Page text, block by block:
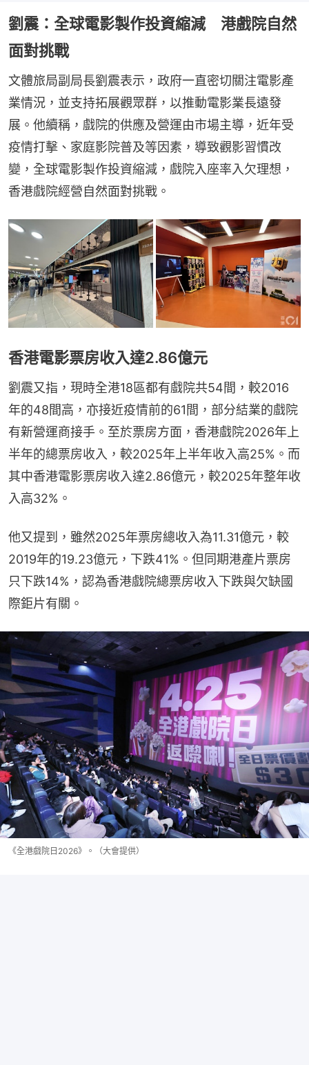
劉震：全球電影製作投資縮減 港戲院自然
面對挑戰
文體旅局副局長劉震表示，政府一直密切關注電影產
業情況，並支持拓展觀眾群，以推動電影業長遠發
展。他續稱，戲院的供應及營運由市場主導，近年受
疫情打擊、家庭影院普及等因素，導致觀影習慣改
變，全球電影製作投資縮減，戲院入座率入欠理想，
香港戲院經營自然面對挑戰。
香港電影票房收入達2.86億元
劉震又指，現時全港18區都有戲院共54間，較2016
年的48間高，亦接近疫情前的61間，部分結業的戲院
有新營運商接手。至於票房方面，香港戲院2026年上
半年的總票房收入，較2025年上半年收入高25%。而
其中香港電影票房收入達2.86億元，較2025年整年收
入高32%。
他又提到，雖然2025年票房總收入為11.31億元，較
2019年的19.23億元，下跌41%。但同期港產片票房
只下跌14%，認為香港戲院總票房收入下跌與欠缺國
際鉅片有關。
《全港戲院日2026》。（大會提供）